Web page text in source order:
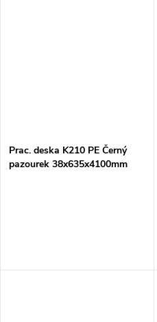
Prac. deska K210 PE Černý
pazourek 38x635x4100mm